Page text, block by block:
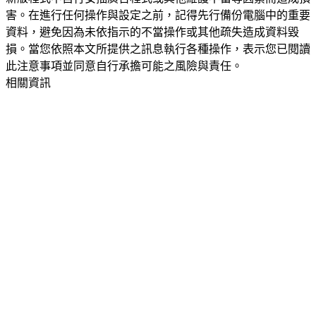
害。在進行任何操作與設定之前，記得先行備份電腦中的重要
資料，避免因為未依指示的不當操作或其他疏失造成資料毀
損。當您依照本文所提供之訊息執行各種操作，表示您已閱讀
此注意事項並同意自行承擔可能之風險與責任。
相關資訊